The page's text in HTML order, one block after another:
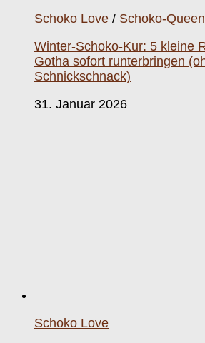
Schoko Love / Schoko-
Winter-Schoko-Kur: 5 kleine
Gotha sofort runterbringen
Schnickschnack)
31. Januar 2026
Schoko Love